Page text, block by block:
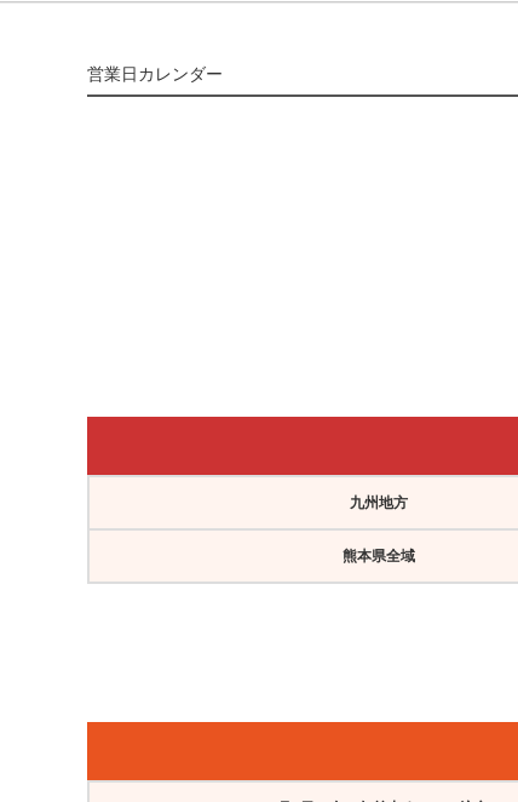
営業日カレンダー
九州地方
熊本県全域